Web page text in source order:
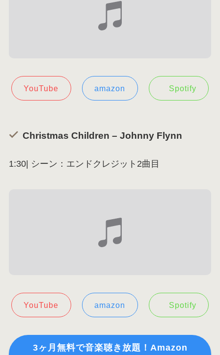
YouTube amazon Spotify
Christmas Children – Johnny Flynn
1:30| シーン：エンドクレジット2曲目
YouTube amazon Spotify
3ヶ月無料で音楽聴き放題！Amazon